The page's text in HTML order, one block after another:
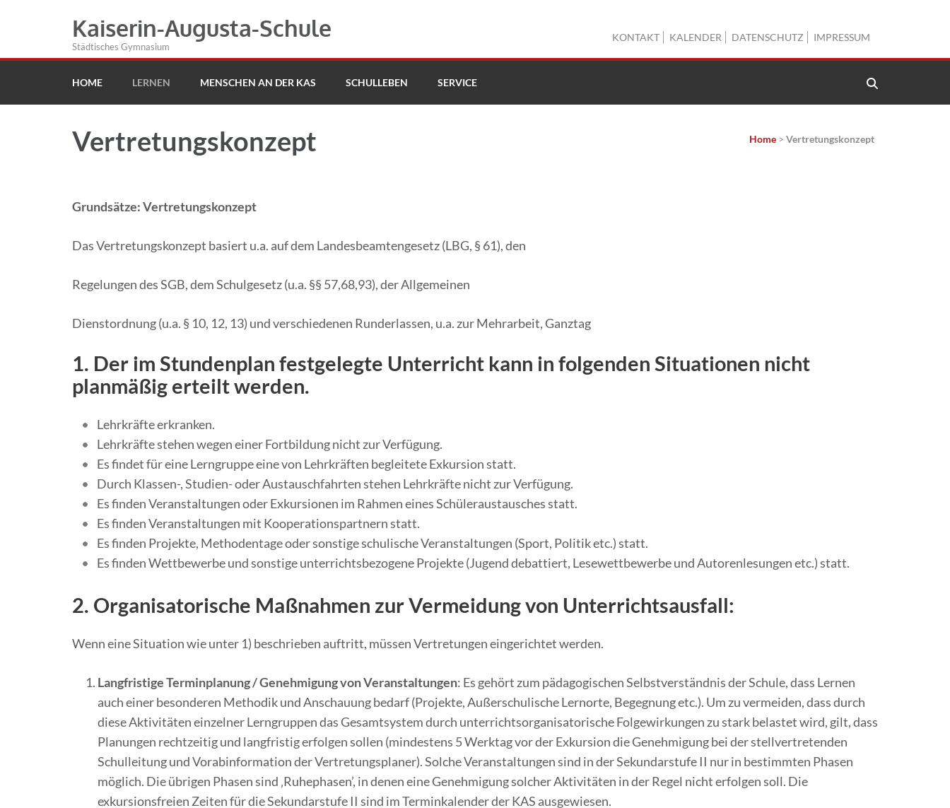
Kaiserin-Augusta-Schule
Städtisches Gymnasium
KONTAKT KALENDER DATENSCHUTZ IMPRESSUM
HOME LERNEN MENSCHEN AN DER KAS SCHULLEBEN SERVICE
Vertretungskonzept Home > Vertretungskonzept
Grundsätze: Vertretungskonzept
Das Vertretungskonzept basiert u.a. auf dem Landesbeamtengesetz (LBG, § 61), den
Regelungen des SGB, dem Schulgesetz (u.a. §§ 57,68,93), der Allgemeinen
Dienstordnung (u.a. § 10, 12, 13) und verschiedenen Runderlassen, u.a. zur Mehrarbeit, Ganztag
1. Der im Stundenplan festgelegte Unterricht kann in folgenden Situationen nicht
planmäßig erteilt werden.
Lehrkräfte erkranken.
Lehrkräfte stehen wegen einer Fortbildung nicht zur Verfügung.
Es findet für eine Lerngruppe eine von Lehrkräften begleitete Exkursion statt.
Durch Klassen-, Studien- oder Austauschfahrten stehen Lehrkräfte nicht zur Verfügung.
Es finden Veranstaltungen oder Exkursionen im Rahmen eines Schüleraustausches statt.
Es finden Veranstaltungen mit Kooperationspartnern statt.
Es finden Projekte, Methodentage oder sonstige schulische Veranstaltungen (Sport, Politik etc.) statt.
Es finden Wettbewerbe und sonstige unterrichtsbezogene Projekte (Jugend debattiert, Lesewettbewerbe und Autorenlesungen etc.) statt.
2. Organisatorische Maßnahmen zur Vermeidung von Unterrichtsausfall:
Wenn eine Situation wie unter 1) beschrieben auftritt, müssen Vertretungen eingerichtet werden.
Langfristige Terminplanung / Genehmigung von Veranstaltungen: Es gehört zum pädagogischen Selbstverständnis der Schule, dass Lernen
auch einer besonderen Methodik und Anschauung bedarf (Projekte, Außerschulische Lernorte, Begegnung etc.). Um zu vermeiden, dass durch
diese Aktivitäten einzelner Lerngruppen das Gesamtsystem durch unterrichtsorganisatorische Folgewirkungen zu stark belastet wird, gilt, dass
Planungen rechtzeitig und langfristig erfolgen sollen (mindestens 5 Werktag vor der Exkursion die Genehmigung bei der stellvertretenden
Schulleitung und Vorabinformation der Vertretungsplaner). Solche Veranstaltungen sind in der Sekundarstufe II nur in bestimmten Phasen
möglich. Die übrigen Phasen sind ‚Ruhephasen’, in denen eine Genehmigung solcher Aktivitäten in der Regel nicht erfolgen soll. Die
exkursionsfreien Zeiten für die Sekundarstufe II sind im Terminkalender der KAS ausgewiesen.